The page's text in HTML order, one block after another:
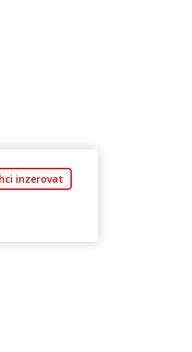
inzerovat